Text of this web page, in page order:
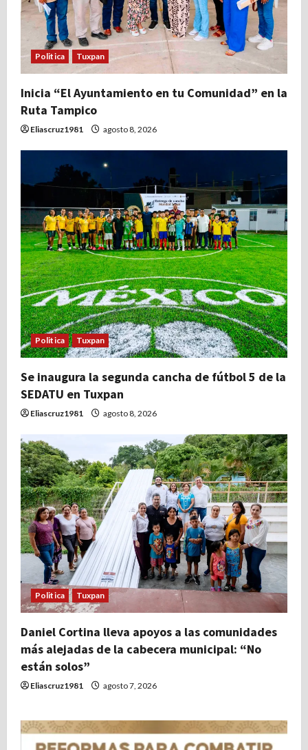
e
e
n
t
r
a
d
a
s
Politica Tuxpan
Inicia “El Ayuntamiento en tu Comunidad” en la
Ruta Tampico
Eliascruz1981 agosto 8, 2026
Politica Tuxpan
Se inaugura la segunda cancha de fútbol 5 de la
SEDATU en Tuxpan
Eliascruz1981 agosto 8, 2026
Politica Tuxpan
Daniel Cortina lleva apoyos a las comunidades
más alejadas de la cabecera municipal: “No
están solos”
Eliascruz1981 agosto 7, 2026